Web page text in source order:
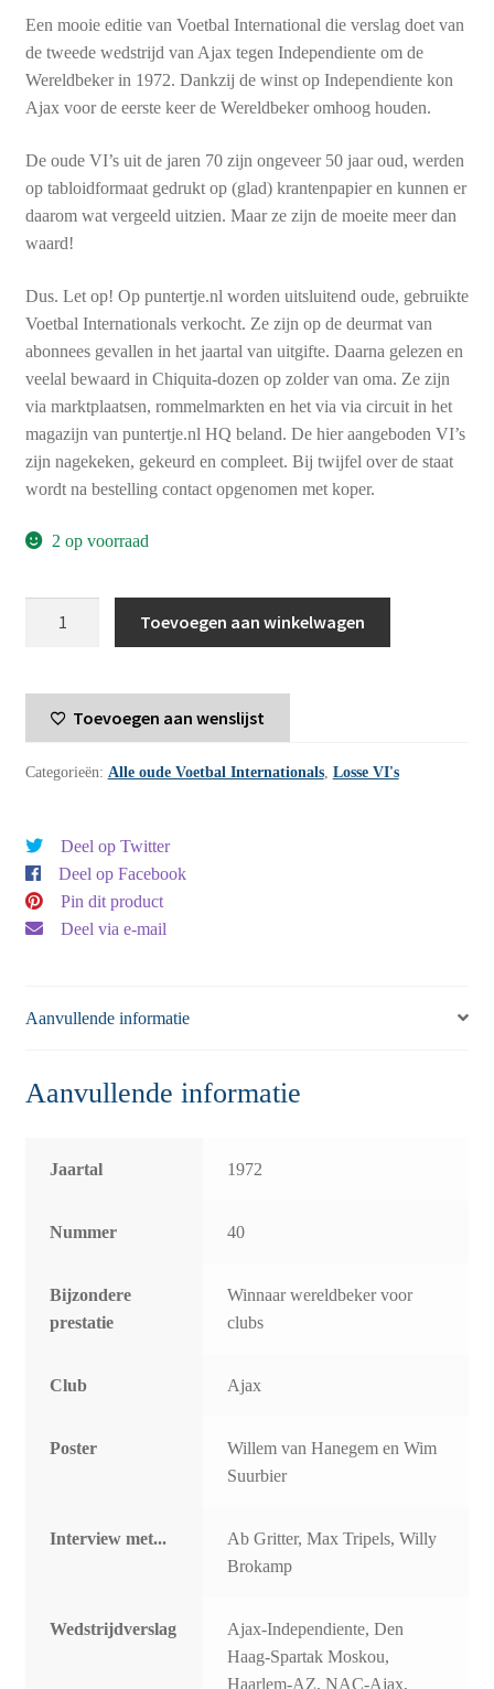
Een mooie editie van Voetbal International die verslag doet van
de tweede wedstrijd van Ajax tegen Independiente om de
Wereldbeker in 1972. Dankzij de winst op Independiente kon
Ajax voor de eerste keer de Wereldbeker omhoog houden.
De oude VI’s uit de jaren 70 zijn ongeveer 50 jaar oud, werden
op tabloidformaat gedrukt op (glad) krantenpapier en kunnen er
daarom wat vergeeld uitzien. Maar ze zijn de moeite meer dan
waard!
Dus. Let op! Op puntertje.nl worden uitsluitend oude, gebruikte
Voetbal Internationals verkocht. Ze zijn op de deurmat van
abonnees gevallen in het jaartal van uitgifte. Daarna gelezen en
veelal bewaard in Chiquita-dozen op zolder van oma. Ze zijn
via marktplaatsen, rommelmarkten en het via via circuit in het
magazijn van puntertje.nl HQ beland. De hier aangeboden VI’s
zijn nagekeken, gekeurd en compleet. Bij twijfel over de staat
wordt na bestelling contact opgenomen met koper.
2 op voorraad
7
1972
-
aantal
Toevoegen aan winkelwagen
Toevoegen aan wenslijst
Categorieën: Alle oude Voetbal Internationals, Losse VI's
Deel op Twitter
Deel op Facebook
Pin dit product
Deel via e-mail
Aanvullende informatie
Aanvullende informatie
Jaartal 1972
Nummer 40
Bijzondere
prestatie
Winnaar wereldbeker voor
clubs
Club Ajax
Poster
Willem van Hanegem en Wim
Suurbier
Interview met...
Ab Gritter, Max Tripels, Willy
Brokamp
Wedstrijdverslag
Ajax-Independiente, Den
Haag-Spartak Moskou,
Haarlem-AZ, NAC-Ajax,